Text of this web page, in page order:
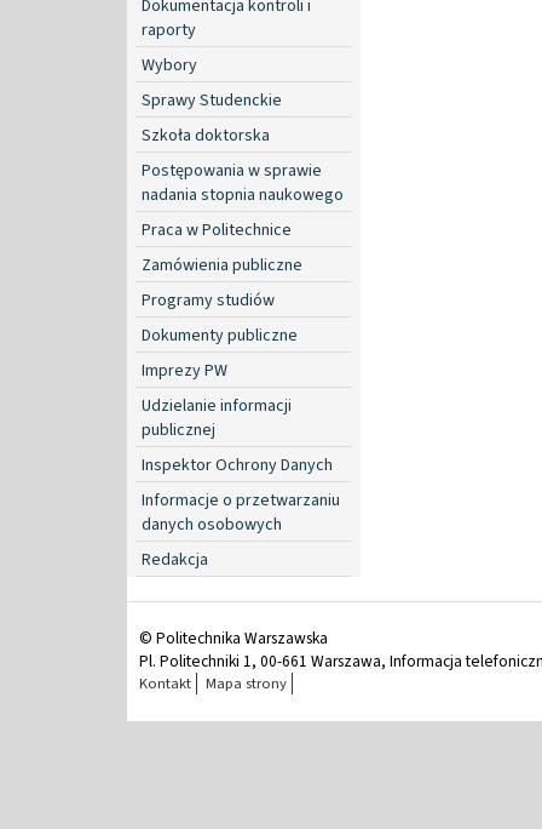
Dokumentacja kontroli i
raporty
Wybory
Sprawy Studenckie
Szkoła doktorska
Postępowania w sprawie
nadania stopnia naukowego
Praca w Politechnice
Zamówienia publiczne
Programy studiów
Dokumenty publiczne
Imprezy PW
Udzielanie informacji
publicznej
Inspektor Ochrony Danych
Informacje o przetwarzaniu
danych osobowych
Redakcja
© Politechnika Warszawska
Pl. Politechniki 1, 00-661 Warszawa, Informacja
Kontakt Mapa strony